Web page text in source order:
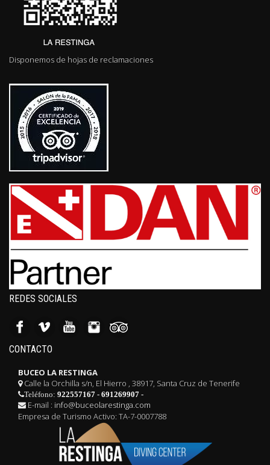
Disponemos de hojas de reclamaciones
REDES SOCIALES
CONTACTO
BUCEO LA RESTINGA
Calle la Orchilla s/n, El Hierro , 38917, Santa Cruz de Tenerife
Teléfono: 922557167 - 691269907 -
E-mail : info@buceolarestinga.com
Empresa de Turismo Activo: TA-7-0007788